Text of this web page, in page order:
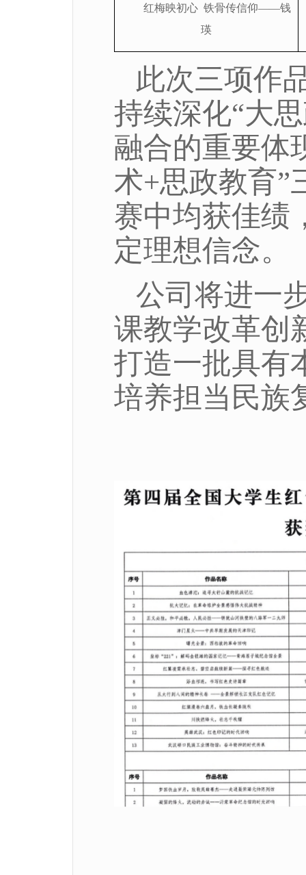
红梅映初心 铁骨传信仰——钱
瑛
此次三项作
持续深化“大
融合的重要体
术+思政教育”
赛中均获佳绩
定理想信念。
公司将进一
课教学改革创
打造一批具有
培养担当民族